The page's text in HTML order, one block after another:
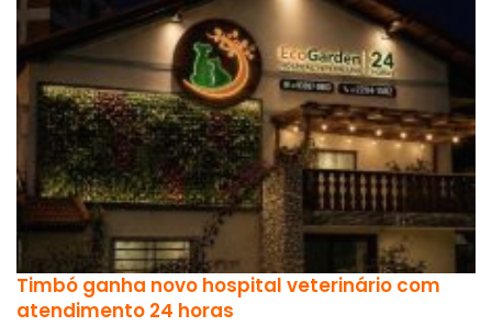
Timbó ganha novo hospital veterinário com
atendimento 24 horas